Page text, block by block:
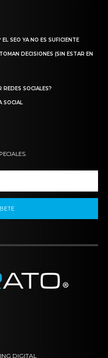
SEO YA NO ES SUFICIENTE
DECISIONES (SIN ESTAR EN
REDES SOCIALES?
SOCIAL
DIGITAL